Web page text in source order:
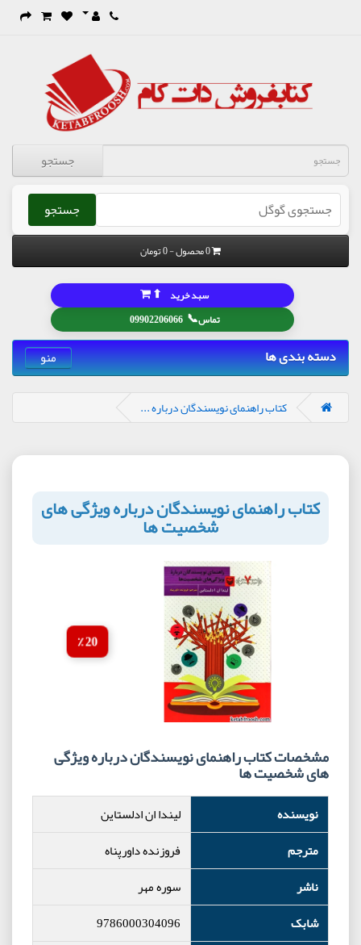
جستجو
جستجو
0 محصول - 0 تومان
تماس📞
09902206066
سبد خرید ⬆
دسته بندی ها منو
کتاب راهنمای نویسندگان درباره ...
کتاب راهنمای نویسندگان درباره ویژگی های
شخصیت ها
20 ٪
مشخصات کتاب راهنمای نویسندگان درباره ویژگی
های شخصیت ها
نویسنده
لیندا ان ادلستاین
مترجم
فروزنده داورپناه
ناشر
سوره مهر
شابک
9786000304096